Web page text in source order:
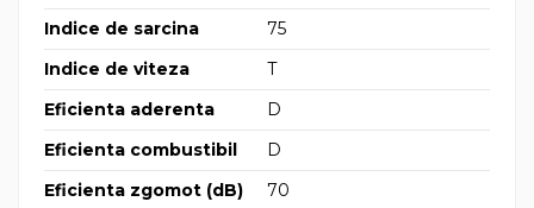
Indice de sarcina
75
Indice de viteza
T
Eficienta aderenta
D
Eficienta combustibil
D
Eficienta zgomot (dB)
70